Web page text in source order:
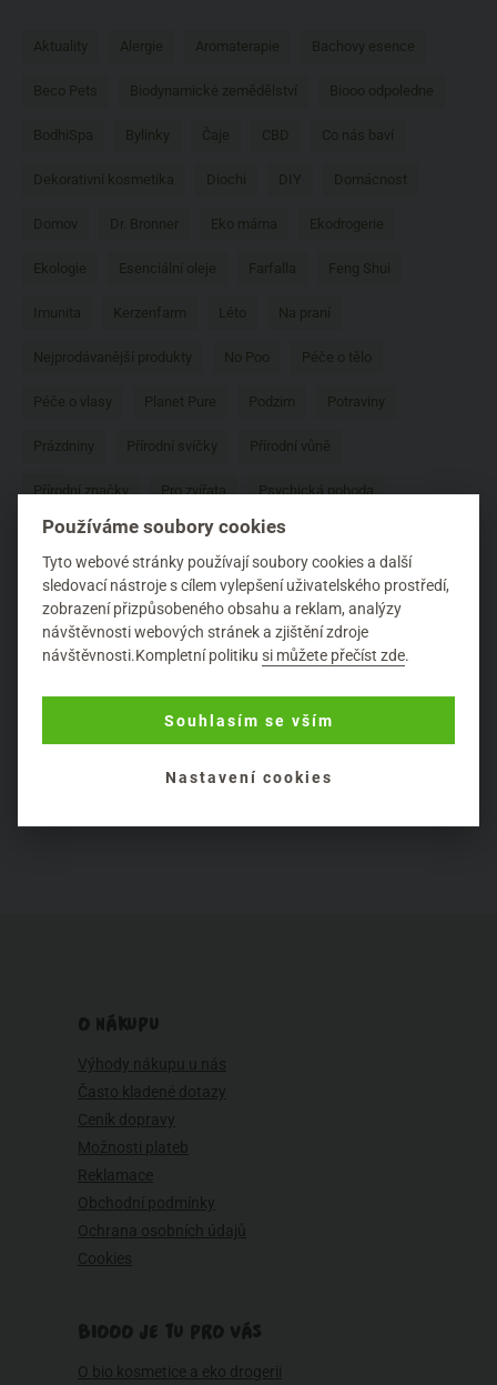
Aktuality Alergie Aromaterapie Bachovy esence
Beco Pets Biodynamické zemědělství Biooo odpoledne
BodhiSpa Bylinky Čaje CBD Co nás baví
Dekorativní kosmetika Diochi DIY Domácnost
Domov Dr. Bronner Eko máma Ekodrogerie
Ekologie Esenciální oleje Farfalla Feng Shui
Imunita Kerzenfarm Léto Na praní
Nejprodávanější produkty No Poo Péče o tělo
Péče o vlasy Planet Pure Podzim Potraviny
Prázdniny Přírodní svíčky Přírodní vůně
Přírodní značky Pro zvířata Psychická pohoda
Recenze Relaxace Rozhovor
Složení kosmetiky Stravování Tipy Úklid domácnosti
Vánoce Včelí produkty Vůně Yarrah
Zahrada a pěstování ZAO Zdraví
Život v Biooo Životní styl
O NÁKUPU
Výhody nákupu u nás
Často kladené dotazy
Ceník dopravy
Možnosti plateb
Reklamace
Obchodní podmínky
Ochrana osobních údajů
Cookies
BIOOO JE TU PRO VÁS
O bio kosmetice a eko drogerii
Používáme soubory cookies
Tyto webové stránky používají soubory cookies a další
sledovací nástroje s cílem vylepšení uživatelského prostředí,
zobrazení přizpůsobeného obsahu a reklam, analýzy
návštěvnosti webových stránek a zjištění zdroje
návštěvnosti.Kompletní politikusi můžete přečíst zde.
Souhlasím se vším
Nastavení cookies